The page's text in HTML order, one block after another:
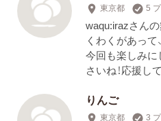
東京都 5
waqu:irazさん
くわくがあっ
今回も楽しみ
さいね！応援し
りんご
東京都 3